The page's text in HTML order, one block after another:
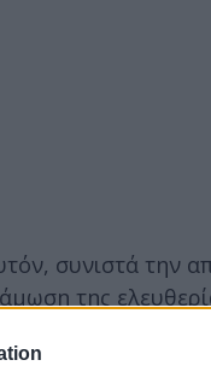
συνιστά την
της